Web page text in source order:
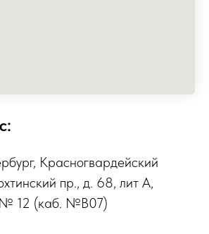
Красногвардейский
пр., д. 68, лит А,
12 (каб. №В07)